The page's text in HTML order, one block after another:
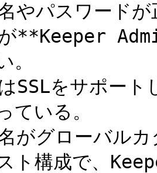
やパスワードが
**Keeper
。
SSLをサポート
ている。
がグローバル
ト構成で、